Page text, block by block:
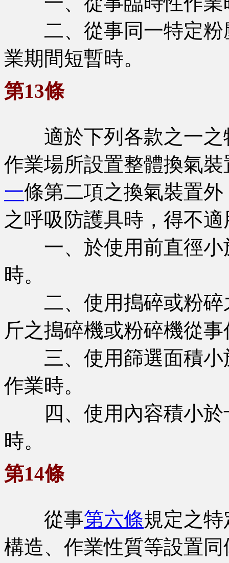
二、從事同一特定粉
業期間短暫時。
第13條
適於下列各款之一之
作業場所設置整體換氣
一條第二項之換氣裝置
之呼吸防護具時，得不適
一、於使用前直徑小
時。
二、使用搗碎或粉碎
斤之搗碎機或粉碎機從
三、使用篩選面積小
作業時。
四、使用內容積小於
時。
第14條
從事第六條規定之
構造、作業性質等設置